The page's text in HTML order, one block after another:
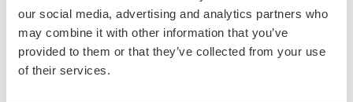
our social media, advertising and analytics partners who
may combine it with other information that you’ve
provided to them or that they’ve collected from your use
of their services.
cuenta, aparecerán como usuarios en la pestaña
Equipo. Si aún no ha creado su cuenta, su invitación
permanecerá en Invitaciones pendientes. También
puedes reenviar o revocar su invitación haciendo clic en